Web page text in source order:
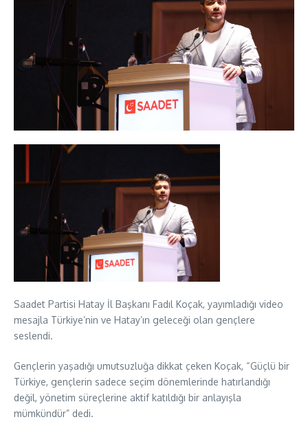
Saadet Partisi Hatay İl Başkanı Fadıl Koçak, yayımladığı video
mesajla Türkiye’nin ve Hatay’ın geleceği olan gençlere
seslendi.
Gençlerin yaşadığı umutsuzluğa dikkat çeken Koçak, “Güçlü bir
Türkiye, gençlerin sadece seçim dönemlerinde hatırlandığı
değil, yönetim süreçlerine aktif katıldığı bir anlayışla
mümkündür” dedi.